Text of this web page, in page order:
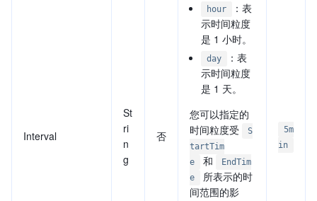
Interval
St
ri
n
g
否
hour
：表
示时间粒度
是 1 小时。
day
：表
示时间粒度
是 1 天。
您可以指定的
时间粒度受
S
tartTim
e
和
EndTim
e
所表示的时
间范围的影
5m
in